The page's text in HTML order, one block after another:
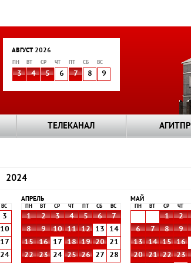
АВГУСТ 2026
ПН ВТ СР ЧТ СБ ВС
3 4 5 6 7 8 9
ТЕЛЕКАНАЛ
2024
ВС
3
10
17
24
АПРЕЛЬ
ПН ВТ СР ЧТ СБ ВС
1 2 3 4 5 6
7
8
9 10 11 12 13
14
15
16 17 18 19 20
21
22
23 24 25 26 27
28
МАЙ
ПН ВТ СР ЧТ
1 2
6
7 8 9
13
14 15 16
20
21 22 23